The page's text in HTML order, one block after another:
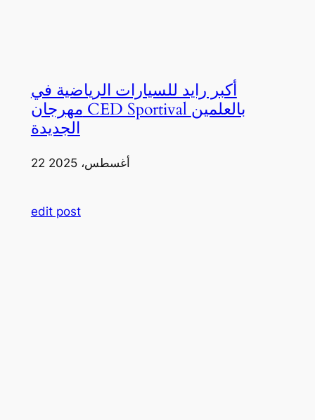
أكبر رايد للسيارات الرياضية في
مهرجان CED Sportival بالعلمين
الجديدة
22 أغسطس، 2025
edit post